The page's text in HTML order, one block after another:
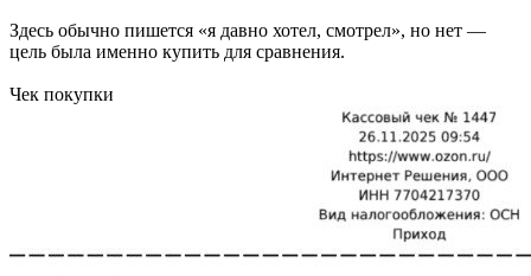
Здесь обычно пишется «я давно хотел, смотрел», но нет —
цель была именно купить для сравнения.
Чек покупки